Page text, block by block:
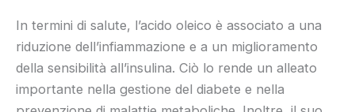
In termini di salute, l’acido oleico è associato a una
riduzione dell’infiammazione e a un miglioramento
della sensibilità all’insulina. Ciò lo rende un alleato
importante nella gestione del diabete e nella